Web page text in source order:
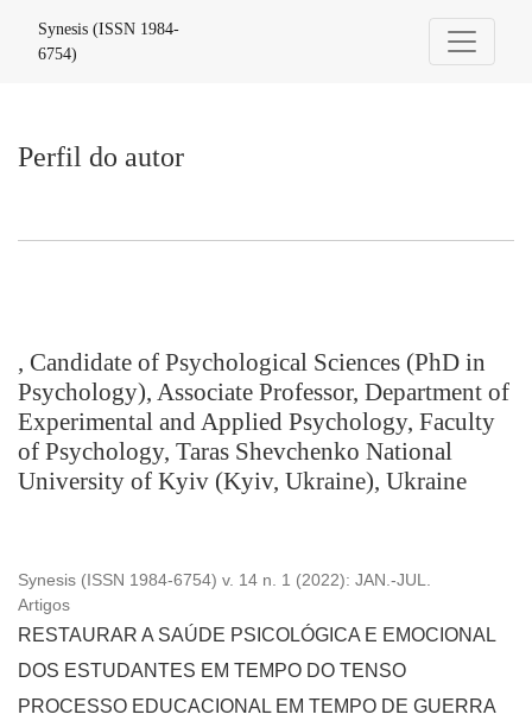
Synesis (ISSN 1984-
6754)
Perfil do autor
, Candidate of Psychological Sciences (PhD in
Psychology), Associate Professor, Department of
Experimental and Applied Psychology, Faculty
of Psychology, Taras Shevchenko National
University of Kyiv (Kyiv, Ukraine), Ukraine
Synesis (ISSN 1984-6754) v. 14 n. 1 (2022): JAN.-JUL.
Artigos
RESTAURAR A SAÚDE PSICOLÓGICA E EMOCIONAL
DOS ESTUDANTES EM TEMPO DO TENSO
PROCESSO EDUCACIONAL EM TEMPO DE GUERRA